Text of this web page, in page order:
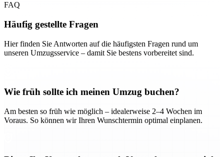
FAQ
Häufig gestellte Fragen
Hier finden Sie Antworten auf die häufigsten Fragen rund um
unseren Umzugsservice – damit Sie bestens vorbereitet sind.
Wie früh sollte ich meinen Umzug buchen?
Am besten so früh wie möglich – idealerweise 2–4 Wochen im
Voraus. So können wir Ihren Wunschtermin optimal einplanen.